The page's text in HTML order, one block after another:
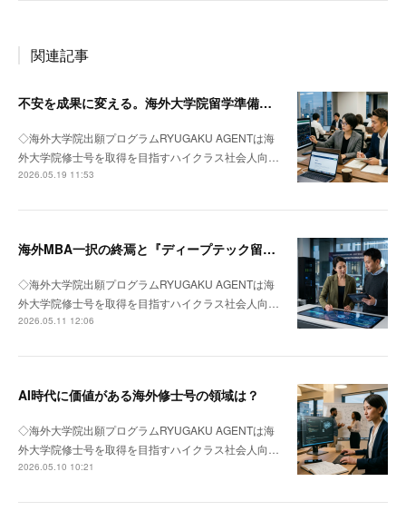
関連記事
不安を成果に変える。海外大学院留学準備を乗り切る「メンタルマネジメント術」
◇海外大学院出願プログラムRYUGAKU AGENTは海
外大学院修士号を取得を目指すハイクラス社会人向…
2026.05.19 11:53
海外MBA一択の終焉と『ディープテック留学』への回帰
◇海外大学院出願プログラムRYUGAKU AGENTは海
外大学院修士号を取得を目指すハイクラス社会人向…
2026.05.11 12:06
AI時代に価値がある海外修士号の領域は？
◇海外大学院出願プログラムRYUGAKU AGENTは海
外大学院修士号を取得を目指すハイクラス社会人向…
2026.05.10 10:21